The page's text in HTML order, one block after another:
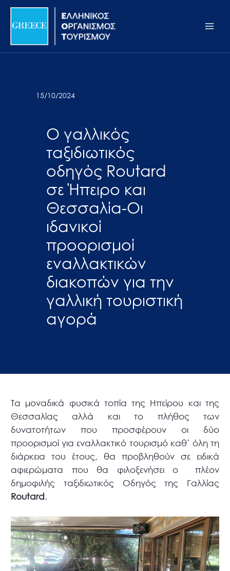
Σημείωση:
ιστότοπος
προσβασιμότητας.
Μετάβαση
περιεχόμενο
15/10/2024
Ο γαλλικός
ταξιδιωτικός
οδηγός Routard
σε Ήπειρο και
Θεσσαλία-Οι
ιδανικοί
προορισμοί
εναλλακτικών
διακοπών για την
γαλλική τουριστική
αγορά
Τα μοναδικά φυσικά τοπία της Ηπείρου και της
Θεσσαλίας αλλά και το πλήθος των
δυνατοτήτων που προσφέρουν οι δύο
προορισμοί για εναλλακτικό τουρισμό καθ’ όλη τη
διάρκεια του έτους, θα προβληθούν σε ειδικά
αφιερώματα που θα φιλοξενήσει ο πλέον
δημοφιλής ταξιδιωτικός Οδηγός της Γαλλίας
Routard.